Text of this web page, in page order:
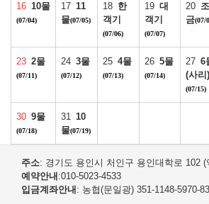
16 10물
(07/04)
17 11
물(07/05)
18 한
객기
(07/06)
19 대
객기
(07/07)
20 조
금(07/
23 2물
(07/11)
24 3물
(07/12)
25 4물
(07/13)
26 5물
(07/14)
27 6
(사리)
(07/15)
30 9물
(07/18)
31 10
물(07/19)
주소: 경기도 용인시 처인구 용인대학로 102 (
예약안내 :010-5023-4533
입금계좌안내 : 농협(문일광) 351-1148-5970-83